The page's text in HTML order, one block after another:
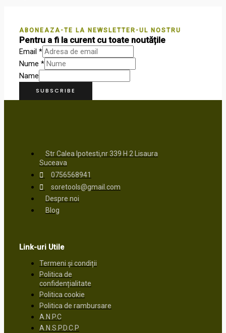
ABONEAZA-TE LA NEWSLETTER-UL NOSTRU
Pentru a fi la curent cu toate noutățile
Nume *
Email *
Name
SUBSCRIBE
Str Calea Ipotesti,nr 339 H 2 Lisaura
Suceava
0756568941
soretools@gmail.com
Despre noi
Blog
Link-uri Utile
Termeni și condiții
Politica de
confidențialitate
Politica cookie
Politica de rambursare
A.N.P.C
A.N.S.P.D.C.P